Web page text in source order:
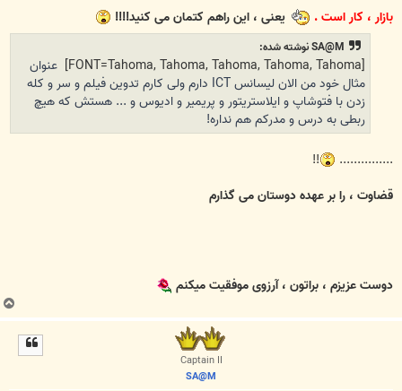
بازار ، کار است .
یعنی ، این راهم کتمان می کنید!!!!
SA@M نوشته شده:
عنوان
مثال خود من الان لیسانس ICT دارم ولی کارم تدوین فیلم و سر و کله
زدن با فتوشاپ و ایلاستریتور و پریمیر و ادیوس و ... هستش که هیچ
ربطی به درس و مدرکم هم نداره!
...............
!!
قضاوت ، را بر عهده دوستان می گذارم
دوست عزیزم ، براتون ، آرزوی موفقیت میکنم
ب
ا
Captain II
SA@M